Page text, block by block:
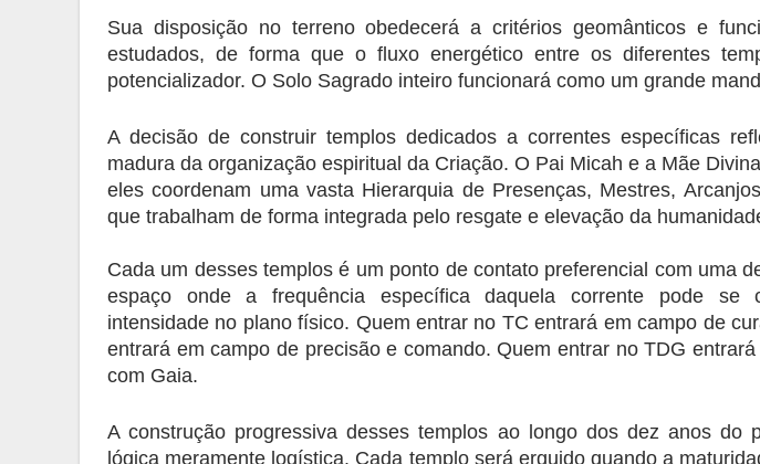
Sua disposição no terreno obedecerá a critérios geomânticos e
estudados, de forma que o fluxo energético entre os diferentes
potencializador. O Solo Sagrado inteiro funcionará como um grande
A decisão de construir templos dedicados a correntes específicas
madura da organização espiritual da Criação. O Pai Micah e a Mãe
eles coordenam uma vasta Hierarquia de Presenças, Mestres,
que trabalham de forma integrada pelo resgate e elevação da
Cada um desses templos é um ponto de contato preferencial com uma
espaço onde a frequência específica daquela corrente pode se
intensidade no plano físico. Quem entrar no TC entrará em campo de
entrará em campo de precisão e comando. Quem entrar no TDG
com Gaia.
A construção progressiva desses templos ao longo dos dez anos do
lógica meramente logística. Cada templo será erguido quando a